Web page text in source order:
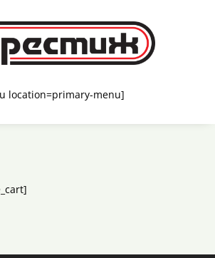
location=primary-menu]